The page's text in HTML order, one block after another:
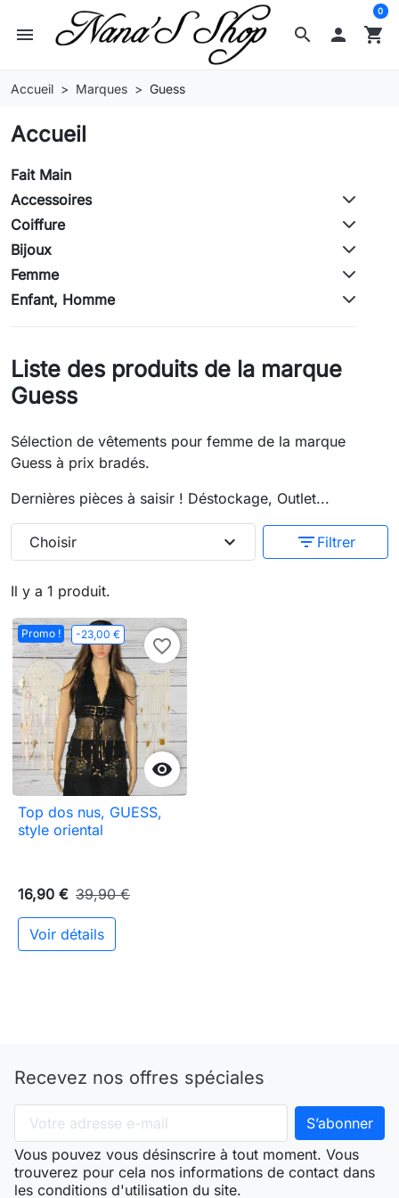
search
menu  shopping_cart
0
Accueil Marques Guess
Accueil
Fait Main
Accessoires
Coiffure
Bijoux
Femme
Enfant, Homme
Liste des produits de la marque
Guess
Sélection de vêtements pour femme de la marque
Guess à prix bradés.
Dernières pièces à saisir ! Déstockage, Outlet...
Il y a 1 produit.
Choisir expand_more filter_list Filtrer
Promo ! -23,00 €

favorite_border
Top dos nus, GUESS,
style oriental
16,90 € 39,90 €
Voir détails
Recevez nos offres spéciales
Vous pouvez vous désinscrire à tout moment. Vous
trouverez pour cela nos informations de contact dans
les conditions d'utilisation du site.